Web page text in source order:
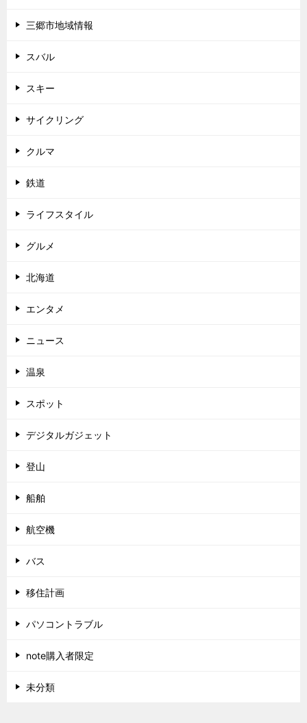
三郷市地域情報
スバル
スキー
サイクリング
クルマ
鉄道
ライフスタイル
グルメ
北海道
エンタメ
ニュース
温泉
スポット
デジタルガジェット
登山
船舶
航空機
バス
移住計画
パソコントラブル
note購入者限定
未分類